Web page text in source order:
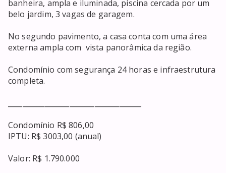
banheira, ampla e iluminada, piscina cercada por um
belo jardim, 3 vagas de garagem.
No segundo pavimento, a casa conta com uma área
externa ampla com  vista panorâmica da região.
Condomínio com segurança 24 horas e infraestrutura
completa.
Condomínio R$ 806,00
IPTU: R$ 3003,00 (anual)
Valor: R$ 1.790.000